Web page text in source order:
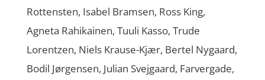
Rottensten, Isabel Bramsen, Ross King,
Agneta Rahikainen, Tuuli Kasso, Trude
Lorentzen, Niels Krause-Kjær, Bertel Nygaard,
Bodil Jørgensen, Julian Svejgaard, Farvergade,